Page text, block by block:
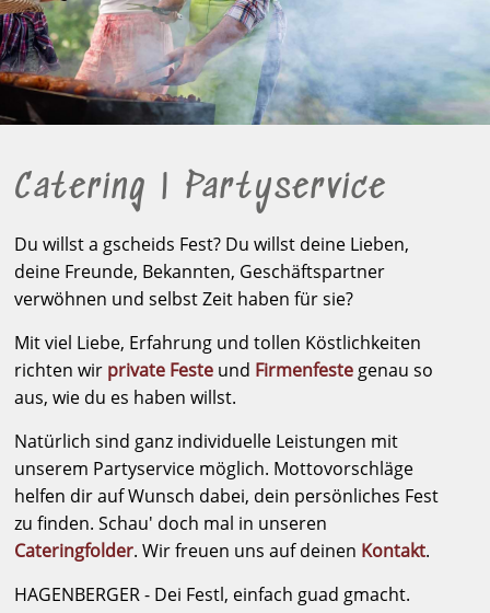
Catering | Partyservice
Du willst a gscheids Fest? Du willst deine Lieben,
deine Freunde, Bekannten, Geschäftspartner
verwöhnen und selbst Zeit haben für sie?
Mit viel Liebe, Erfahrung und tollen Köstlichkeiten
richten wir private Feste und Firmenfeste genau so
aus, wie du es haben willst.
Natürlich sind ganz individuelle Leistungen mit
unserem Partyservice möglich. Mottovorschläge
helfen dir auf Wunsch dabei, dein persönliches Fest
zu finden. Schau' doch mal in unseren
Cateringfolder. Wir freuen uns auf deinen Kontakt.
HAGENBERGER - Dei Festl, einfach guad gmacht.